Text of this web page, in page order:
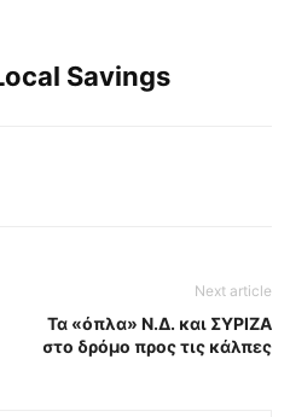
Savings
Next article
Τα «όπλα» Ν.Δ. και ΣΥΡΙΖΑ
στο δρόμο προς τις κάλπες